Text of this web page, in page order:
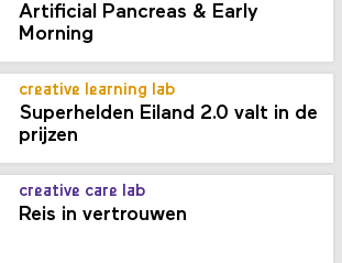
Artificial Pancreas & Early
Morning
creative learning lab
Superhelden Eiland 2.0 valt in de
prijzen
creative care lab
Reis in vertrouwen